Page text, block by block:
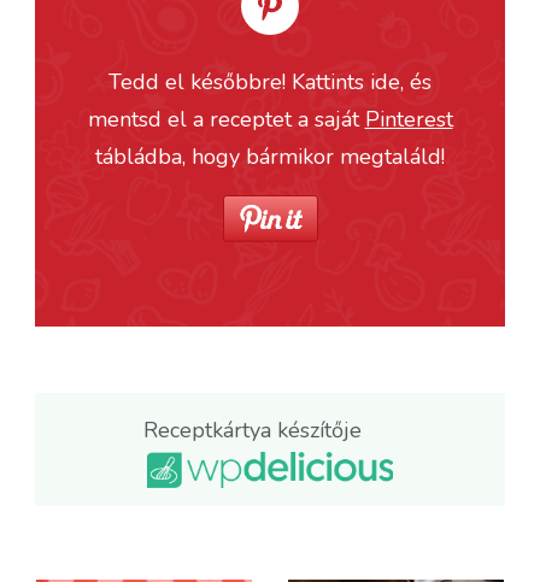
Tedd el későbbre! Kattints ide, és
mentsd el a receptet a saját Pinterest
tábládba, hogy bármikor megtaláld!
Receptkártya készítője